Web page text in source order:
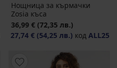
Нощница за кърмачки
Zosia къса
36,99 € (72,35 лв.)
27,74 € (54,25 лв.) код ALL25